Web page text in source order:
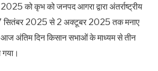
को कृभ को जनपद आगरा द्वारा अंतर्राष्ट्रीय
17 सितंबर 2025 से 2 अक्टूबर 2025 तक मनाए
अंतिम दिन किसान सभाओं के माध्यम से तीन
गया।